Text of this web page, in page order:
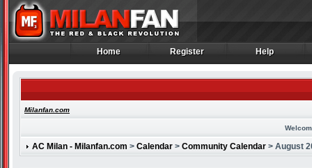
Home
Home Register
Register Help
Help
Milanfan.com
AC Milan - Milanfan.com > Calendar > Community Calendar > August